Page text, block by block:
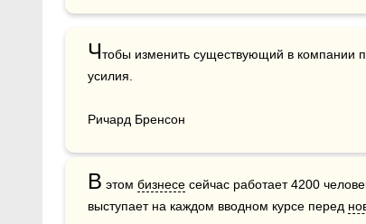
Чтобы изменить существующий в компании
усилия.
Ричард Бренсон
В этом бизнесе сейчас работает 4200
выступает на каждом вводном курсе перед